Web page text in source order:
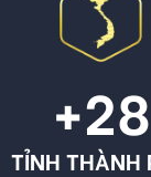
+28
TỈNH THÀNH